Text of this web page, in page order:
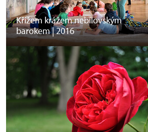
Křížem krážem nebílovským
barokem | 2016